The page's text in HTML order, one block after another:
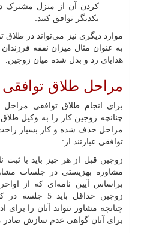
کردن آن از منزل مشترک
یکدیگر توافق کنند.
موارد دیگری نیز می‌تواند در طلاق
به عنوان مثال میزان نفقه
هدایای رد و بدل شده میان زوجین.
مراحل طلاق توافقی
برای انجام طلاق توافقی
چنانچه زوجین کار را به وکیل
مراحل حذف شده و کار بسیار
توافقی عبارتند از:
زوجین قبل از هر چیز باید با
مشاوره بهزیستی در جلسات
زوجین حداقل
چنانچه مشاور نتواند آنان را
برای آنان گواهی عدم سازش صادر